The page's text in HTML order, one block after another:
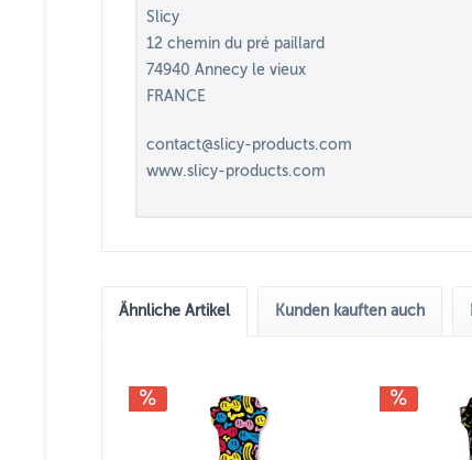
Slicy
12 chemin du pré paillard
74940 Annecy le vieux
FRANCE
contact@slicy-products.com
www.slicy-products.com
Ähnliche Artikel Kunden kauften auch